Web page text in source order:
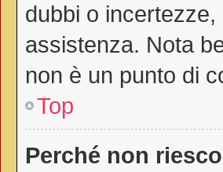
dubbi o
assistenza. Nota
non è un punto di
Top
Perché non